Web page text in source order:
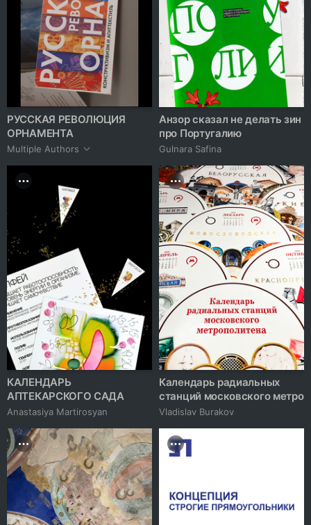
РУССКАЯ РЕВОЛЮЦИЯ
ОРНАМЕНТА
Multiple Authors
Анзор сказал не делать зин
про Португалию
Gulnara Safina
КАЛЕНДАРЬ
АПТЕКАРСКОГО САДА
Anastasiya Martirosyan
Календарь радиальных
станций московского метро
Vladislav Burakov